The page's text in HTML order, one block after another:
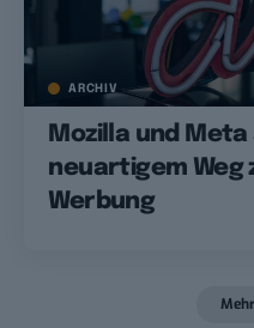
ARCHIV
Mozilla und
neuartigem Weg
Werbung